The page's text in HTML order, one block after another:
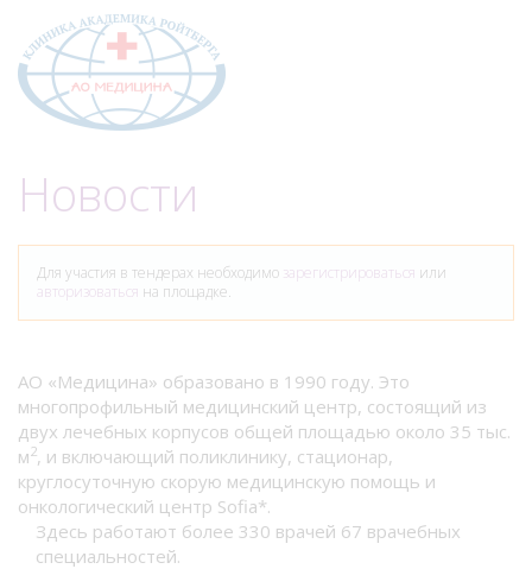
Новости
Для участия в тендерах необходимо зарегистрироваться или
авторизоваться на площадке.
АО «Медицина» образовано в 1990 году. Это
многопрофильный медицинский центр, состоящий из
двух лечебных корпусов общей площадью около 35 тыс.
м 2, и включающий поликлинику, стационар,
круглосуточную скорую медицинскую помощь и
онкологический центр Sofia*.
Здесь работают более 330 врачей 67 врачебных
специальностей.